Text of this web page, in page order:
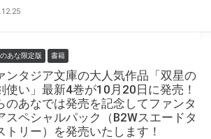
あな限定版 書籍
ンタジア文庫の大人気作品「双星の
使い」最新4巻が10月20日に発売！
のあなでは発売を記念してファンタ
スペシャルパック（B2Wスエードタ
トリー）を発売いたします！